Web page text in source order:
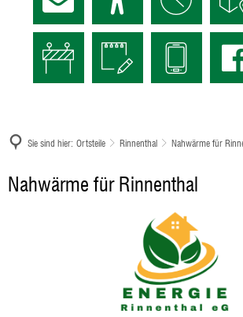
Sie sind hier: Ortsteile Rinnenthal Nahwärme für
Nahwärme
Nahwärme für Rinnenthal